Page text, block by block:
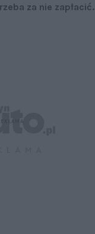
za nie zapłacić.